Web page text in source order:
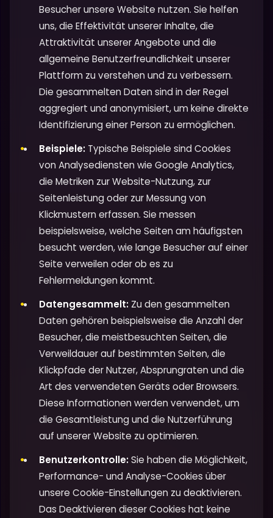
Besucher unsere Website nutzen. Sie helfen
uns, die Effektivität unserer Inhalte, die
Attraktivität unserer Angebote und die
allgemeine Benutzerfreundlichkeit unserer
Plattform zu verstehen und zu verbessern.
Die gesammelten Daten sind in der Regel
aggregiert und anonymisiert, um keine direkte
Identifizierung einer Person zu ermöglichen.
Beispiele: Typische Beispiele sind Cookies
von Analysediensten wie Google Analytics,
die Metriken zur Website-Nutzung, zur
Seitenleistung oder zur Messung von
Klickmustern erfassen. Sie messen
beispielsweise, welche Seiten am häufigsten
besucht werden, wie lange Besucher auf einer
Seite verweilen oder ob es zu
Fehlermeldungen kommt.
Datengesammelt: Zu den gesammelten
Daten gehören beispielsweise die Anzahl der
Besucher, die meistbesuchten Seiten, die
Verweildauer auf bestimmten Seiten, die
Klickpfade der Nutzer, Absprungraten und die
Art des verwendeten Geräts oder Browsers.
Diese Informationen werden verwendet, um
die Gesamtleistung und die Nutzerführung
auf unserer Website zu optimieren.
Benutzerkontrolle:Sie haben die Möglichkeit,
Performance- und Analyse-Cookies über
unsere Cookie-Einstellungen zu deaktivieren.
Das Deaktivieren dieser Cookies hat keine